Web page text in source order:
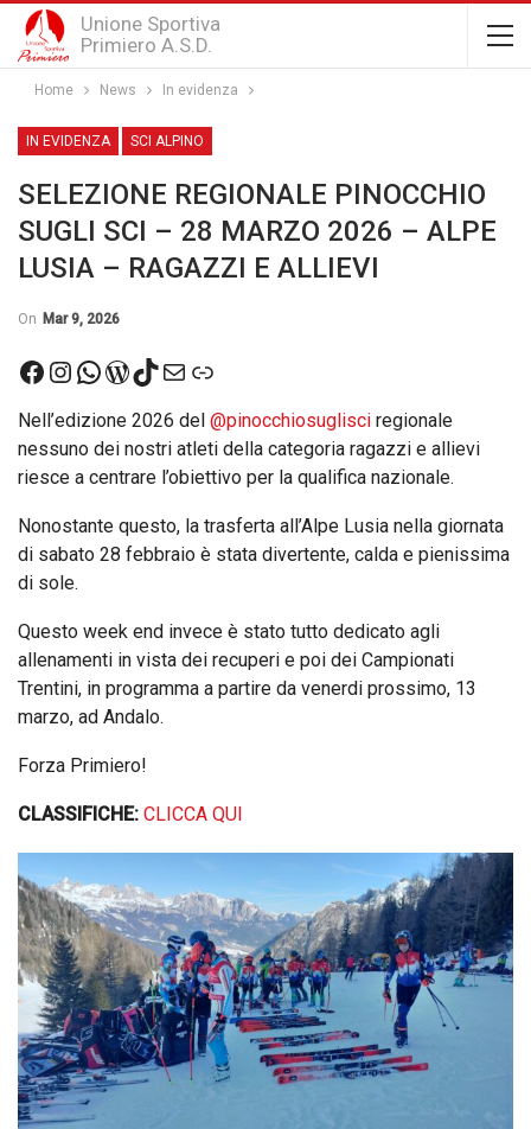
Unione Sportiva
Primiero A.S.D.
Home News In evidenza
IN EVIDENZA SCI ALPINO
SELEZIONE REGIONALE PINOCCHIO
SUGLI SCI – 28 MARZO 2026 – ALPE
LUSIA – RAGAZZI E ALLIEVI
On Mar 9, 2026
Facebook
Instagram
WhatsApp
WordPress
TikTok
Email
Link
Nell’edizione 2026 del @pinocchiosuglisci regionale
nessuno dei nostri atleti della categoria ragazzi e allievi
riesce a centrare l’obiettivo per la qualifica nazionale.
Nonostante questo, la trasferta all’Alpe Lusia nella giornata
di sabato 28 febbraio è stata divertente, calda e pienissima
di sole.
Questo week end invece è stato tutto dedicato agli
allenamenti in vista dei recuperi e poi dei Campionati
Trentini, in programma a partire da venerdi prossimo, 13
marzo, ad Andalo.
Forza Primiero!
CLASSIFICHE: CLICCA QUI